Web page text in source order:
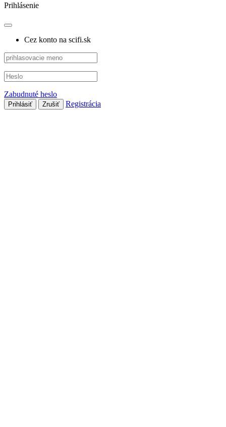
Prihlásenie
Cez konto na scifi.sk
Zabudnuté heslo
Prihlásiť Zrušiť Registrácia